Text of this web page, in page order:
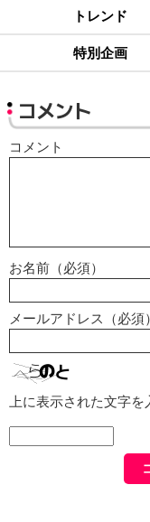
トレンド
特別企画
コメント
コメント
お名前（必須）
メールアドレス（必
上に表示された文字を